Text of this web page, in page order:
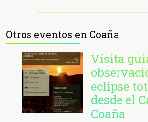
Otros eventos en Coaña
Visita
eclipse
desde el
Coaña